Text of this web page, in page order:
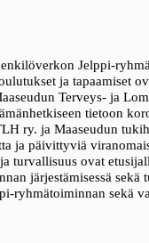
Jelppi-
ja tapaamiset
Terveys- ja
tietoon
ry. ja Maaseudun
ja päivittyviä
turvallisuus ovat
järjestämisessä sekä
ryhmätoiminnan sekä